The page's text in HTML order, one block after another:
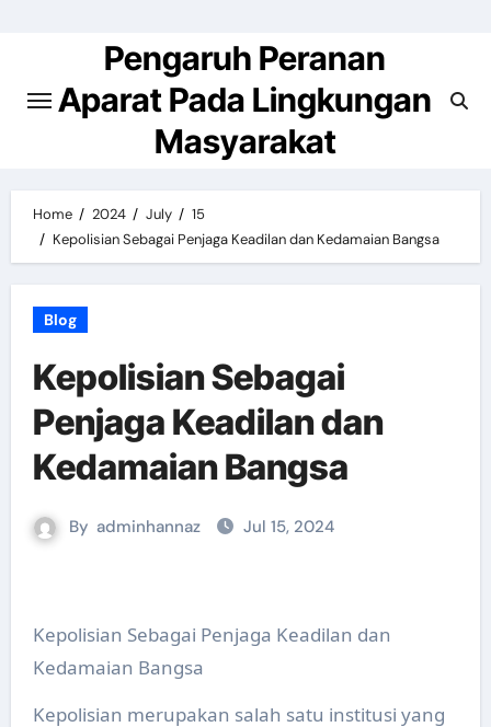
Pengaruh Peranan
Aparat Pada Lingkungan
Masyarakat
Home 2024 July
15
Kepolisian Sebagai Penjaga Keadilan dan Kedamaian Bangsa
Blog
Kepolisian Sebagai
Penjaga Keadilan dan
Kedamaian Bangsa
By adminhannaz Jul 15, 2024
Kepolisian Sebagai Penjaga Keadilan dan
Kedamaian Bangsa
Kepolisian merupakan salah satu institusi yang